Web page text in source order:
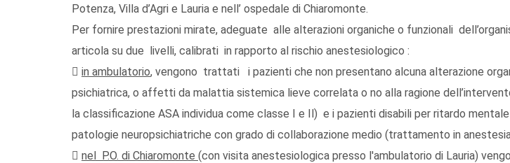
Potenza, Villa d’Agri e Lauria e nell’ ospedale di Chiaromonte.
Per fornire prestazioni mirate, adeguate alle alterazioni organiche o funzionali
articola su due livelli, calibrati in rapporto al rischio anestesiologico :
 in ambulatorio, vengono trattati i pazienti che non presentano alcuna alterazione
psichiatrica, o affetti da malattia sistemica lieve correlata o no alla ragione
la classificazione ASA individua come classe I e Il) e i pazienti disabili per ritardo
patologie neuropsichiatriche con grado di collaborazione medio (trattamento in
 nel P.O. di Chiaromonte (con visita anestesiologica presso l'ambulatorio di Lauria)